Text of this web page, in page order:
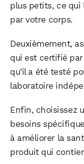
plus petits, ce qui
par votre corps.
Deuxièmement,
qui est certifié
qu’il a été testé
laboratoire
Enfin, choisissez
besoins
à améliorer la
produit qui